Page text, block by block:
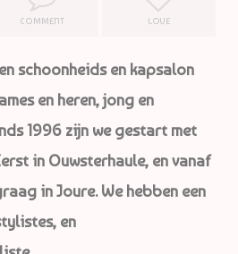
COMMENT LOVE
schoonheids en kapsalon
en heren, jong en
1996 zijn we gestart met
in Ouwsterhaule, en vanaf
in Joure. We hebben een
en